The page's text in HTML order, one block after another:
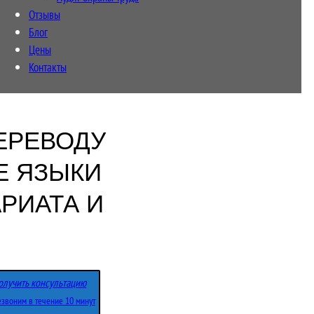
Отзывы
Блог
Цены
Контакты
ЯЗЫКИ
И
консультацию
в течение 10 минут